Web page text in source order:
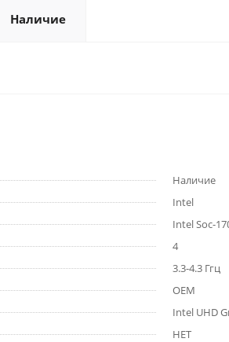
Наличие
Наличие
Intel
Intel Soc-
4
3.3-4.3 Ггц
OEM
Intel UHD
НЕТ